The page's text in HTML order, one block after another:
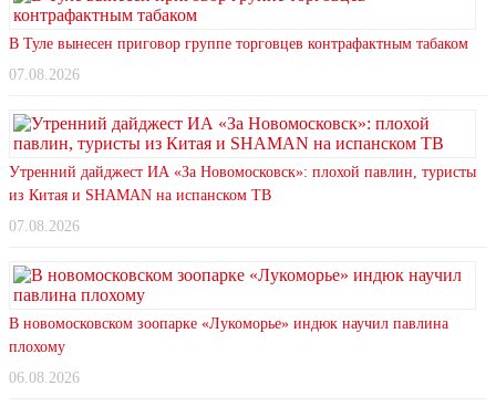
В Туле вынесен приговор группе торговцев контрафактным табаком
07.08.2026
Утренний дайджест ИА «За Новомосковск»: плохой павлин, туристы
из Китая и SHAMAN на испанском ТВ
07.08.2026
В новомосковском зоопарке «Лукоморье» индюк научил павлина
плохому
06.08.2026